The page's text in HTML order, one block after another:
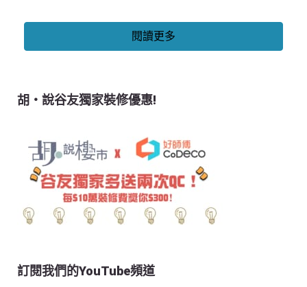
閱讀更多
胡‧說谷友獨家裝修優惠!
訂閱我們的YouTube頻道